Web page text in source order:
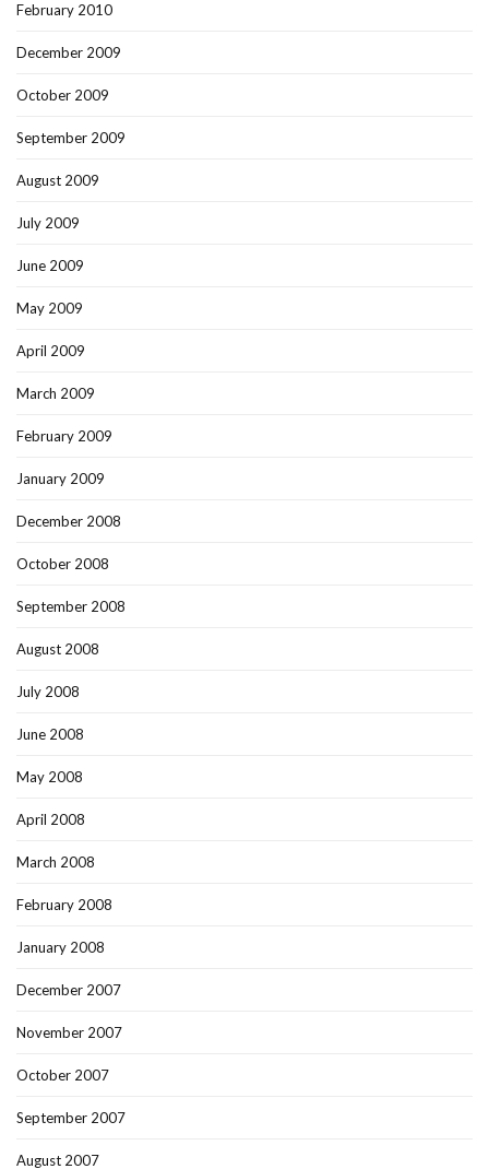
February 2010
December 2009
October 2009
September 2009
August 2009
July 2009
June 2009
May 2009
April 2009
March 2009
February 2009
January 2009
December 2008
October 2008
September 2008
August 2008
July 2008
June 2008
May 2008
April 2008
March 2008
February 2008
January 2008
December 2007
November 2007
October 2007
September 2007
August 2007